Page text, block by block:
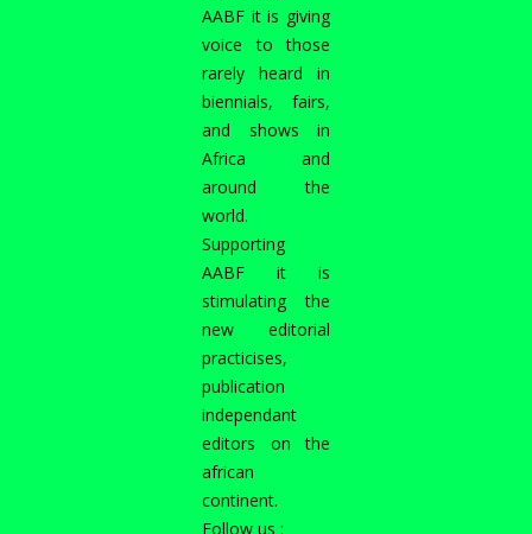
AABF it is giving
voice to those
rarely heard in
biennials, fairs,
and shows in
Africa and
around the
world.
Supporting
AABF it is
stimulating the
new editorial
practicises,
publication
independant
editors on the
african
continent.
Follow us :